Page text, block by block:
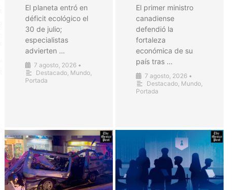
El planeta entró en
déficit ecológico el
30 de julio;
especialistas
advierten …
7 agosto, 2026 •
Destacado Mundo
Portada
El primer ministro
canadiense
defendió la
fortaleza
económica de su
país tras …
7 agosto, 2026 •
Destacado Mundo
Portada